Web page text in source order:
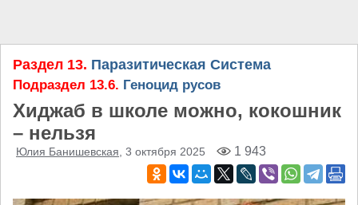
Раздел 13. Паразитическая Система
Подраздел 13.6. Геноцид русов
Хиджаб в школе можно, кокошник
– нельзя
Юлия Банишевская , 3 октября 2025 1 943